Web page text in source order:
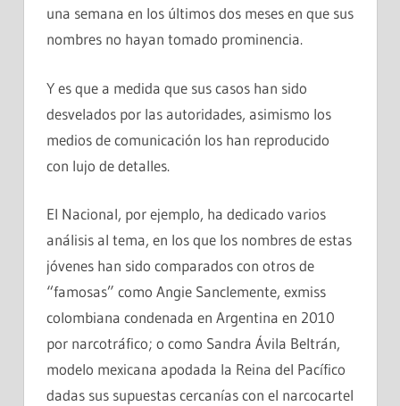
una semana en los últimos dos meses en que sus
nombres no hayan tomado prominencia.
Y es que a medida que sus casos han sido
desvelados por las autoridades, asimismo los
medios de comunicación los han reproducido
con lujo de detalles.
El Nacional, por ejemplo, ha dedicado varios
análisis al tema, en los que los nombres de estas
jóvenes han sido comparados con otros de
“famosas” como Angie Sanclemente, exmiss
colombiana condenada en Argentina en 2010
por narcotráfico; o como Sandra Ávila Beltrán,
modelo mexicana apodada la Reina del Pacífico
dadas sus supuestas cercanías con el narcocartel